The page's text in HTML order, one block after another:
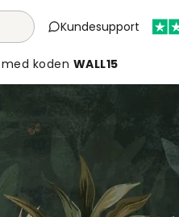
Kundesupport
med koden WALL15